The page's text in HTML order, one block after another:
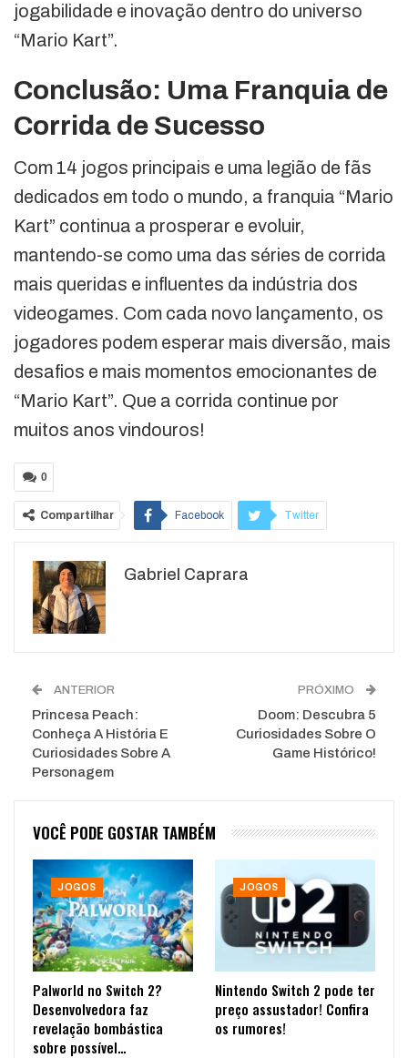
jogabilidade e inovação dentro do universo
“Mario Kart”.
Conclusão: Uma Franquia de
Corrida de Sucesso
Com 14 jogos principais e uma legião de fãs
dedicados em todo o mundo, a franquia “Mario
Kart” continua a prosperar e evoluir,
mantendo-se como uma das séries de corrida
mais queridas e influentes da indústria dos
videogames. Com cada novo lançamento, os
jogadores podem esperar mais diversão, mais
desafios e mais momentos emocionantes de
“Mario Kart”. Que a corrida continue por
muitos anos vindouros!
0
Compartilhar Facebook Twitter
WhatsApp
Gabriel Caprara
ANTERIOR
Princesa Peach:
Conheça A História E
Curiosidades Sobre A
Personagem
PRÓXIMO
Doom: Descubra 5
Curiosidades Sobre O
Game Histórico!
VOCÊ PODE GOSTAR TAMBÉM
JOGOS
Palworld no Switch 2?
Desenvolvedora faz
revelação bombástica
sobre possível…
JOGOS
Nintendo Switch 2 pode ter
preço assustador! Confira
os rumores!